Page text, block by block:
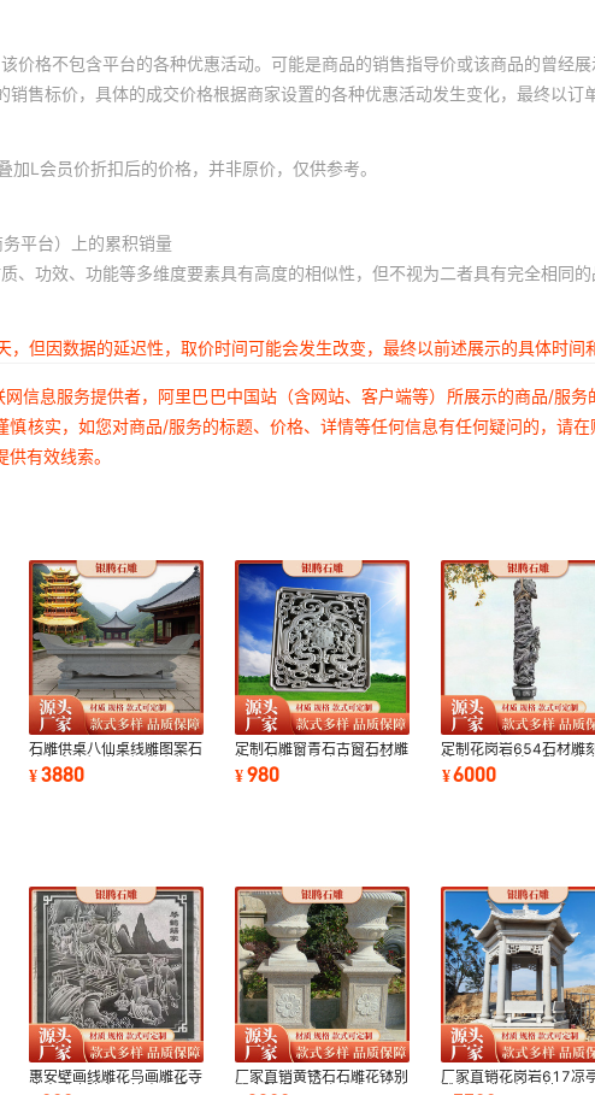
价格不包含平台的各种优惠活动。可能是商品的销售指导价或该商品的曾经展
售标价，具体的成交价格根据商家设置的各种优惠活动发生变化，最终以订
L会员价折扣后的价格，并非原价，仅供参考。
平台）上的累积销量
、功效、功能等多维度要素具有高度的相似性，但不视为二者具有完全相同的
但因数据的延迟性，取价时间可能会发生改变，最终以前述展示的具体时间
信息服务提供者，阿里巴巴中国站（含网站、客户端等）所展示的商品/服
核实，如您对商品/服务的标题、价格、详情等任何信息有任何疑问的，请
有效线索。
石雕供桌八仙桌线雕图案石
烛台寺庙祠堂宗祠供奉祭祀
石材供桌供台
¥3880
定制石雕窗青石古窗石材雕
刻寺庙祠堂古建筑浮雕壁画
镂空雕刻
¥980
定制花岗岩654石材雕
柱寺庙双龙柱石雕园林
文化柱石柱
¥6000
惠安壁画线雕花鸟画雕花寺
庙中式庭院古建筑山西黑大
厂家直销黄锈石石雕花钵别
墅庭院门口摆件欧式石头花
厂家直销花岗岩617凉
雕新中式室外园林公园